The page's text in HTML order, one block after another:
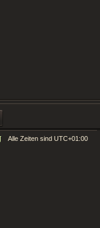
Alle Zeiten sind UTC+01:00